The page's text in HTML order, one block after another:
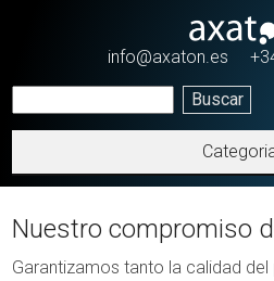
info@axaton.es
Nuestro compromiso
Garantizamos tanto la calidad